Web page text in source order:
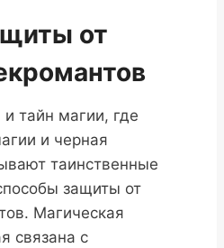
от
тайн магии, где
и черная
таинственные
защиты от
Магическая
связана с